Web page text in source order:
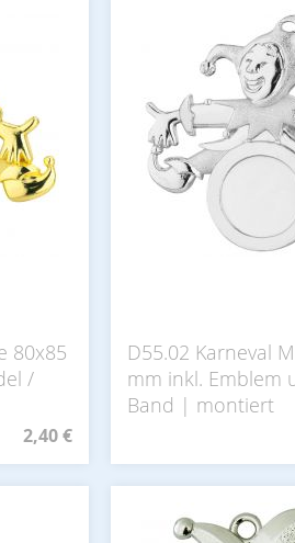
80x85
/
2,40 €
D55.02 Karneval
mm inkl. Emblem
Band | montiert